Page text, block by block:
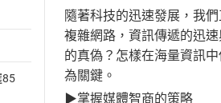
85
隨著科技的迅速發展，我
複雜網路，資訊傳遞的迅
的真偽？怎樣在海量資訊
為關鍵。
▶掌握媒體智商的策略